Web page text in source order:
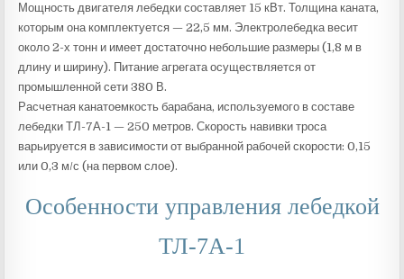
Мощность двигателя лебедки составляет 15 кВт. Толщина каната,
которым она комплектуется — 22,5 мм. Электролебедка весит
около 2-х тонн и имеет достаточно небольшие размеры (1,8 м в
длину и ширину). Питание агрегата осуществляется от
промышленной сети 380 В.
Расчетная канатоемкость барабана, используемого в составе
лебедки ТЛ-7А-1 — 250 метров. Скорость навивки троса
варьируется в зависимости от выбранной рабочей скорости: 0,15
или 0,3 м/с (на первом слое).
Особенности управления лебедкой
ТЛ-7А-1